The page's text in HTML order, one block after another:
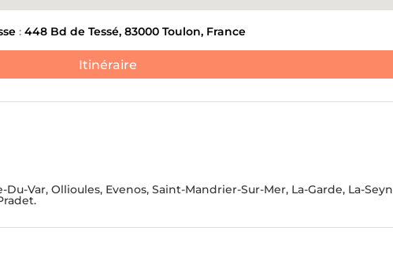
: 448 Bd de Tessé, 83000 Toulon, France
Itinéraire
Du-Var, Ollioules, Evenos, Saint-Mandrier-Sur-Mer, La-Garde, La-
ET DE DÉCHETS DÉBLAIEMENT DE
DE NOUVEAUX